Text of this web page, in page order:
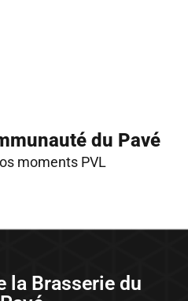
du Pavé
moments PVL
la Brasserie du